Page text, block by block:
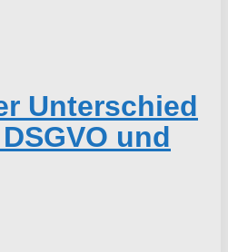
Unterschied
und